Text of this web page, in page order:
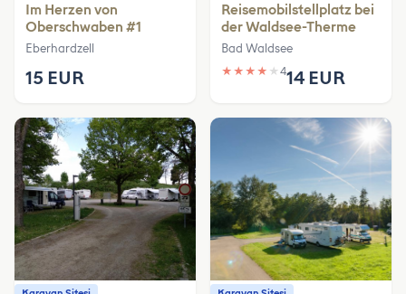
Im Herzen von
Oberschwaben #1
Eberhardzell
15 EUR
Reisemobilstellplatz bei
der Waldsee-Therme
Bad Waldsee
★ ★ ★ ★ ★ 414 EUR